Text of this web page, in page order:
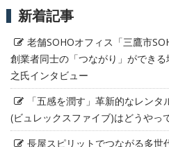
新着記事
老舗SOHOオフィス「三鷹市
創業者同士の「つながり」ができ
之氏インタビュー
「五感を潤す」革新的なレン
(ビュレックスファイブ)はどうやっ
長屋スピリットでつながる多世